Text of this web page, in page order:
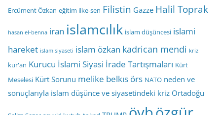
Ercüment Özkan eğitim ilke-sen Filistin Gazze Halil Toprak
hasan el-benna iran islamcılık islam düşüncesi islami
hareket islam siyaseti islam özkan kadrican mendi kriz
kur'an Kurucu İslami Siyasi İrade Tartışmaları Kürt
Meselesi Kürt Sorunu melike belkıs örs NATO neden ve
sonuçlarıyla islam düşünce ve siyasetindeki kriz Ortadoğu